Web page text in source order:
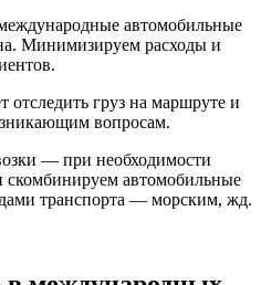
автомобильные
Минимизируем расходы и
груз на маршруте и
вопросам.
— при необходимости
автомобильные
транспорта — морским, жд.